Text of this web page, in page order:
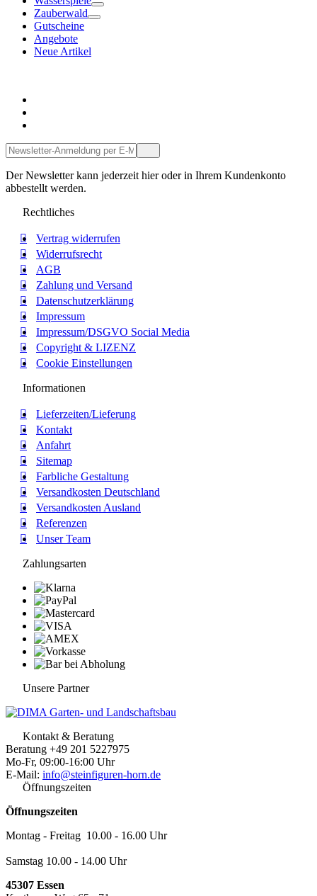
Zauberwald
Gutscheine
Angebote
Neue Artikel
Der Newsletter kann jederzeit hier oder in Ihrem Kundenkonto
abbestellt werden.
Rechtliches
Vertrag widerrufen
Widerrufsrecht
AGB
Zahlung und Versand
Datenschutzerklärung
Impressum
Impressum/DSGVO Social Media
Copyright & LIZENZ
Cookie Einstellungen
Informationen
Lieferzeiten/Lieferung
Kontakt
Anfahrt
Sitemap
Farbliche Gestaltung
Versandkosten Deutschland
Versandkosten Ausland
Referenzen
Unser Team
Zahlungsarten
Unsere Partner
Kontakt & Beratung
Beratung +49 201 5227975
Mo-Fr, 09:00-16:00 Uhr
E-Mail: info@steinfiguren-horn.de
Öffnungszeiten
Öffnungszeiten
Montag - Freitag 10.00 - 16.00 Uhr
Samstag 10.00 - 14.00 Uhr
45307 Essen